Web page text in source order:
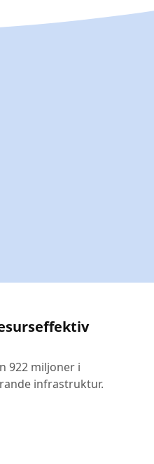
922 miljoner i
infrastruktur.